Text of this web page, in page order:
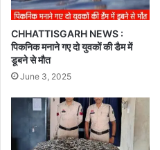
CHHATTISGARH NEWS :
पिकनिक मनाने गए दो युवकों की डैम में
डूबने से मौत
June 3, 2025